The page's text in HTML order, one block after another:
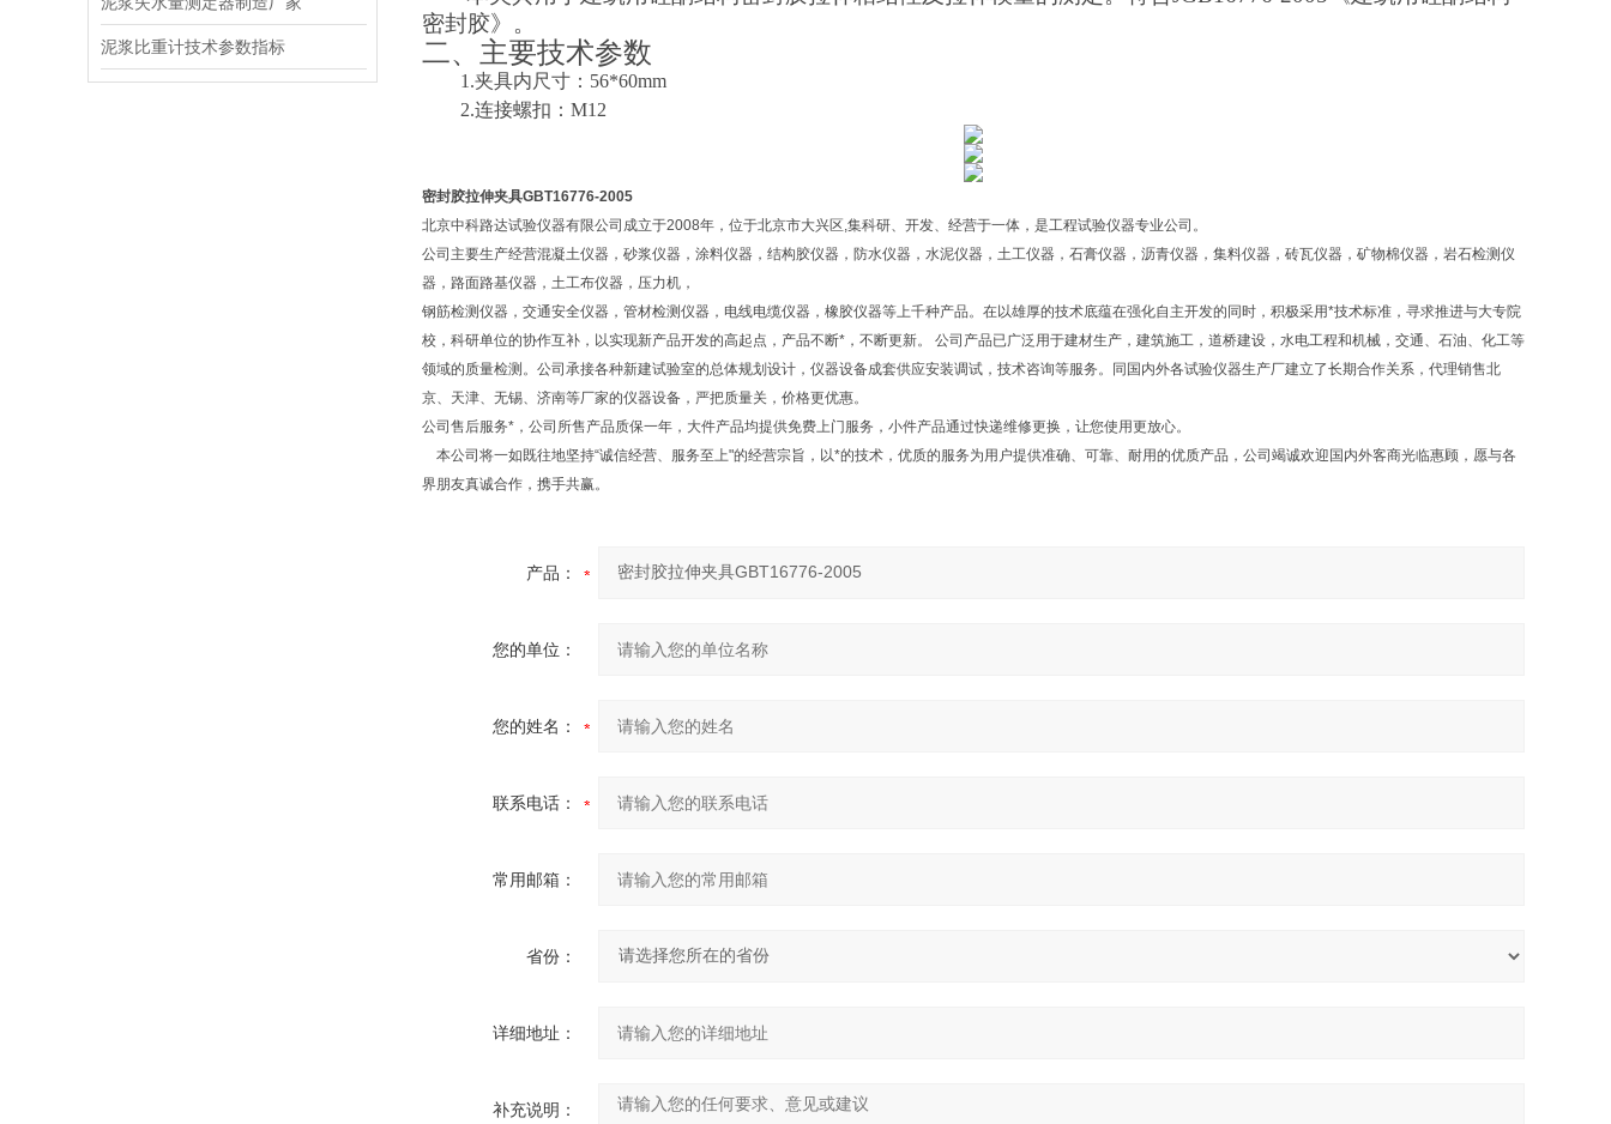
泥浆比重计技术参数指标
密封胶》。
二、主要技术参数
1.夹具内尺寸：56*60mm
2.连接螺扣：M12
密封胶拉伸夹具GBT16776-2005
北京中科路达试验仪器有限公司成立于2008年，位于北京市大兴区,集科研、开发、经营于一体，是工程试验仪器专业公司。
公司主要生产经营混凝土仪器，砂浆仪器，涂料仪器，结构胶仪器，防水仪器，水泥仪器，土工仪器，石膏仪器，沥青仪器，集料仪器，砖瓦仪器，矿物棉仪器，岩石检测仪
器，路面路基仪器，土工布仪器，压力机，
钢筋检测仪器，交通安全仪器，管材检测仪器，电线电缆仪器，橡胶仪器等上千种产品。在以雄厚的技术底蕴在强化自主开发的同时，积极采用*技术标准，寻求推进与大专院
校，科研单位的协作互补，以实现新产品开发的高起点，产品不断*，不断更新。 公司产品已广泛用于建材生产，建筑施工，道桥建设，水电工程和机械，交通、石油、化工等
领域的质量检测。公司承接各种新建试验室的总体规划设计，仪器设备成套供应安装调试，技术咨询等服务。同国内外各试验仪器生产厂建立了长期合作关系，代理销售北
京、天津、无锡、济南等厂家的仪器设备，严把质量关，价格更优惠。
公司售后服务*，公司所售产品质保一年，大件产品均提供免费上门服务，小件产品通过快递维修更换，让您使用更放心。
本公司将一如既往地坚持“诚信经营、服务至上"的经营宗旨，以*的技术，优质的服务为用户提供准确、可靠、耐用的优质产品，公司竭诚欢迎国内外客商光临惠顾，愿与各
界朋友真诚合作，携手共赢。
产品：
您的单位：
您的姓名：
联系电话：
常用邮箱：
省份：
详细地址：
补充说明：